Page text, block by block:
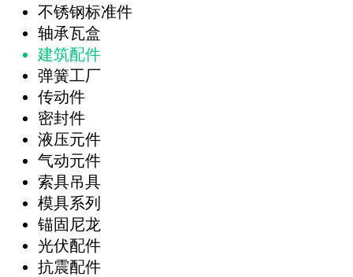
不锈钢标准件
轴承瓦盒
建筑配件
弹簧工厂
传动件
密封件
液压元件
气动元件
索具吊具
模具系列
锚固尼龙
光伏配件
抗震配件